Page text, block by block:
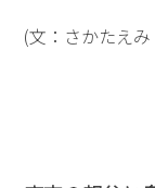
(文：さかたえ